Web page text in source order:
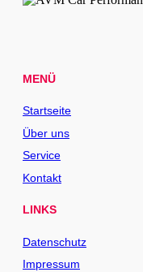
MENÜ
Startseite
Über uns
Service
Kontakt
LINKS
Datenschutz
Impressum